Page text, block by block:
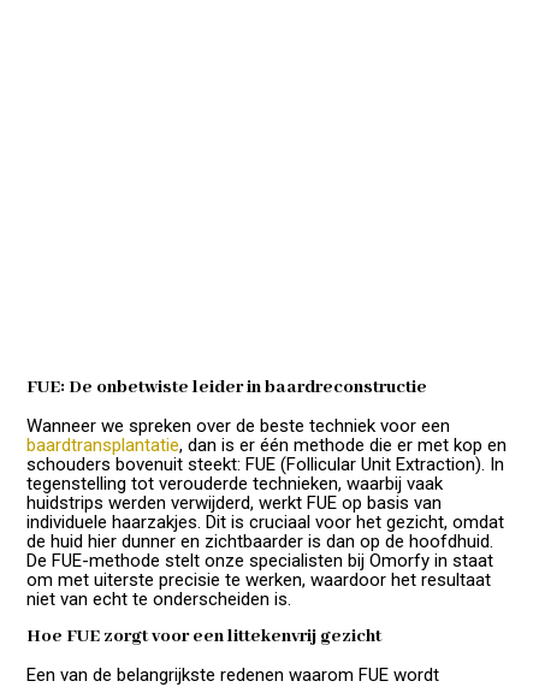
FUE: De onbetwiste leider in baardreconstructie
Wanneer we spreken over de beste techniek voor een
baardtransplantatie, dan is er één methode die er met kop en
schouders bovenuit steekt: FUE (Follicular Unit Extraction). In
tegenstelling tot verouderde technieken, waarbij vaak
huidstrips werden verwijderd, werkt FUE op basis van
individuele haarzakjes. Dit is cruciaal voor het gezicht, omdat
de huid hier dunner en zichtbaarder is dan op de hoofdhuid.
De FUE-methode stelt onze specialisten bij Omorfy in staat
om met uiterste precisie te werken, waardoor het resultaat
niet van echt te onderscheiden is.
Hoe FUE zorgt voor een littekenvrij gezicht
Een van de belangrijkste redenen waarom FUE wordt